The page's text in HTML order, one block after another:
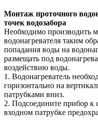
Монтаж проточного
точек водозабора
Необходимо производить
водонагревателя таким
попадания воды на
размещать под
воздействию воды.
1. Водонагреватель
горизонтально на
патрубками вниз.
2. Подсоедините прибор к
входном патрубке